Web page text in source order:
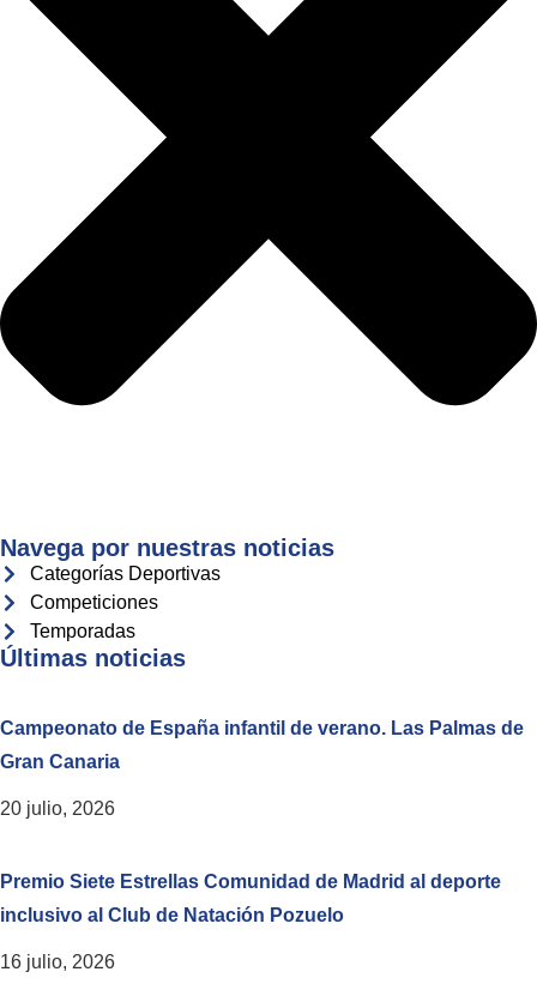
Navega por nuestras noticias
Categorías Deportivas
Competiciones
Temporadas
Últimas noticias
Campeonato de España infantil de verano. Las Palmas de
Gran Canaria
20 julio, 2026
Premio Siete Estrellas Comunidad de Madrid al deporte
inclusivo al Club de Natación Pozuelo
16 julio, 2026